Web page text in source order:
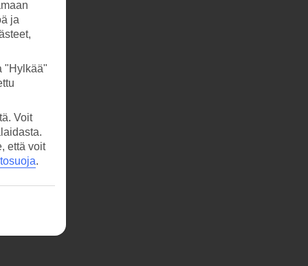
ja
"Hylkää"
Voit
että voit
.